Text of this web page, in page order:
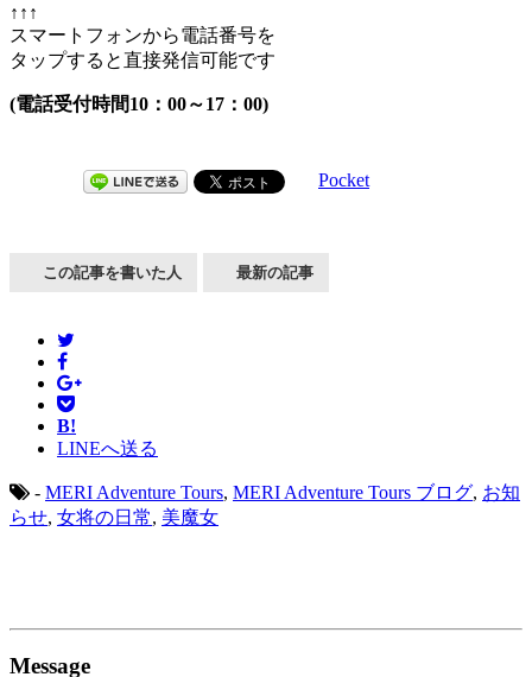
↑↑↑
スマートフォンから電話番号を
タップすると直接発信可能です
(電話受付時間10：00～17：00)
Pocket
この記事を書いた人 最新の記事
B!
LINEへ送る
- MERI Adventure Tours, MERI Adventure Tours ブログ, お知
らせ, 女将の日常, 美魔女
Message